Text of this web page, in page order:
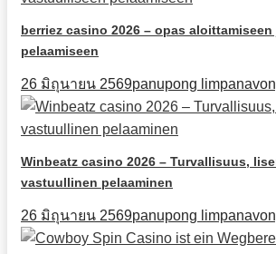
berriez casino 2026 – opas
pelaamiseen
26 มิถุนายน 2569panupong
Winbeatz casino 2026 – Turvallisuus,
vastuullinen pelaaminen
26 มิถุนายน 2569panupong